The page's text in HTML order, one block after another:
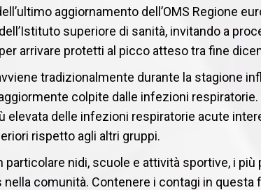
aggiornamento dell’OMS Regione
superiore di sanità, invitando a
arrivare protetti al picco atteso tra fine
tradizionalmente durante la stagione
colpite dalle infezioni respiratorie.
elevata delle infezioni respiratorie acute
rispetto agli altri gruppi.
particolare nidi, scuole e attività sportive, i
comunità. Contenere i contagi in questa